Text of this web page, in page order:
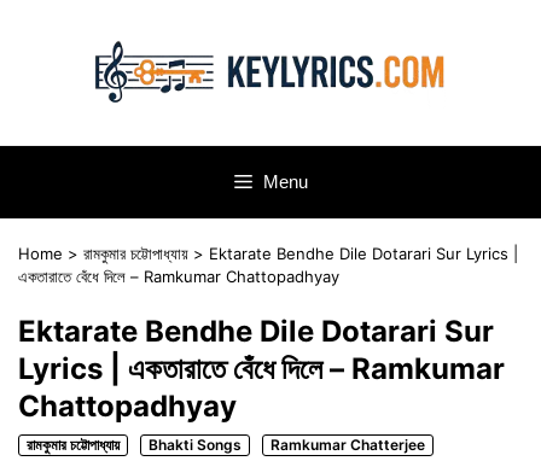
Menu
Home > রামকুমার চট্টোপাধ্যায় > Ektarate Bendhe Dile Dotarari Sur Lyrics |
একতারাতে বেঁধে দিলে – Ramkumar Chattopadhyay
Ektarate Bendhe Dile Dotarari Sur
Lyrics | একতারাতে বেঁধে দিলে – Ramkumar
Chattopadhyay
রামকুমার চট্টোপাধ্যায় Bhakti Songs
Ramkumar Chatterjee